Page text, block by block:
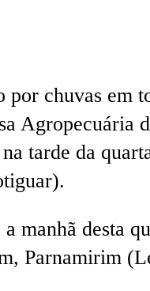
chuvas em
tarde da
manhã desta
Parnamirim